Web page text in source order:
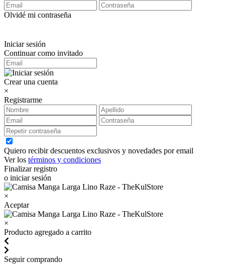
Olvidé mi contraseña
Iniciar sesión
Continuar como invitado
Crear una cuenta
×
Registrarme
Quiero recibir descuentos exclusivos y novedades por email
Ver los términos y condiciones
Finalizar registro
o iniciar sesión
×
Aceptar
×
Producto agregado a carrito
Seguir comprando